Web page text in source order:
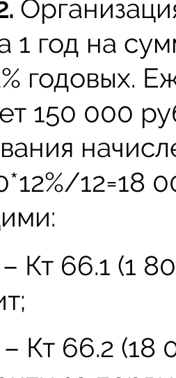
1 год на
годовых.
150 000
12=18
Кт 66.1 (1
Кт 66.2 (18